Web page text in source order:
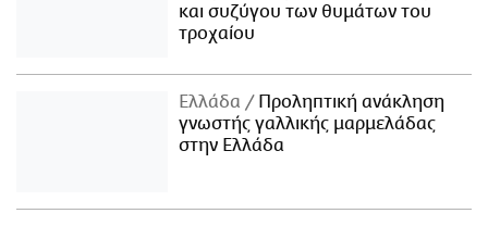
και συζύγου των θυμάτων του
τροχαίου
Ελλάδα
Προληπτική ανάκληση
γνωστής γαλλικής μαρμελάδας
στην Ελλάδα